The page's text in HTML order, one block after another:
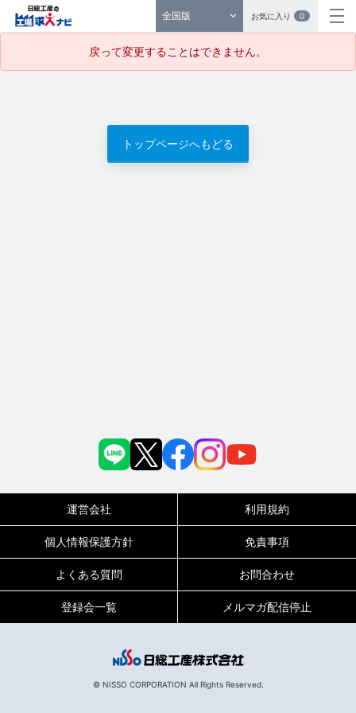
全国版 お気に入り 0
戻って変更することはできません。
トップページへもどる
運営会社 利用規約
個人情報保護方針 免責事項
よくある質問 お問合わせ
登録会一覧 メルマガ配信停止
© NISSO CORPORATION All Rights Reserved.